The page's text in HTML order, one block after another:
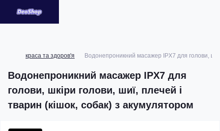
краса та здоров'я Водонепроникний масажер IPX7 для голови,
Водонепроникний масажер IPX7 для
голови, шкіри голови, шиї, плечей і
тварин (кішок, собак) з акумулятором